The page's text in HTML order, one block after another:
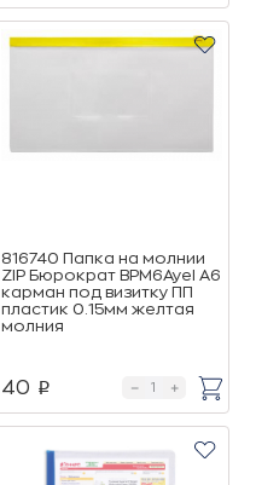
816740 Папка на молнии
ZIP Бюрократ BPM6Ayel А6
карман под визитку ПП
пластик 0.15мм желтая
молния
40 p